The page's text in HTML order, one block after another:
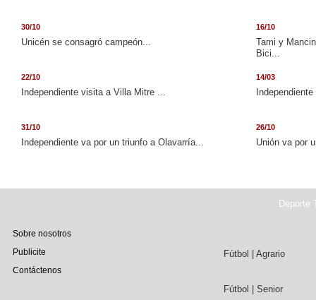
30/10
Unicén se consagró campeón...
16/10
Tami y
Bici...
22/10
Independiente visita a Villa Mitre ...
14/03
31/10
Independiente va por un triunfo a Olavarría...
26/10
Unión va por
Deporte
Sobre nosotros
Publicite
Contáctenos
Fútbol | Agrario
Fútbol | Senior